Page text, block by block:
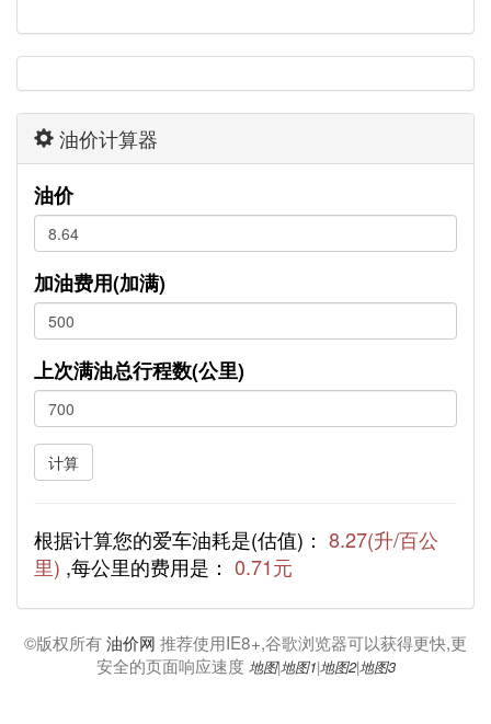
油价计算器
油价
加油费用(加满)
上次满油总行程数(公里)
计算
根据计算您的爱车油耗是(估值)： 8.27(升/百公
里) ,每公里的费用是： 0.71元
©版权所有油价网 推荐使用IE8+,谷歌浏览器可以获得更快,更
安全的页面响应速度 地图|地图1|地图2|地图3